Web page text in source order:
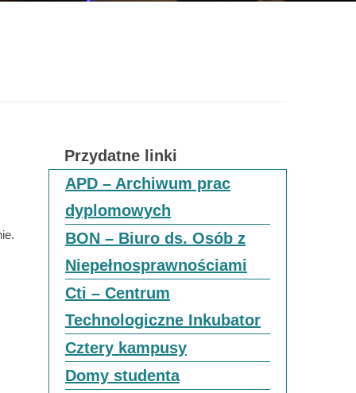
Przydatne linki
APD – Archiwum prac
dyplomowych
BON – Biuro ds. Osób z
Niepełnosprawnościami
Cti – Centrum
Technologiczne Inkubator
Cztery kampusy
Domy studenta